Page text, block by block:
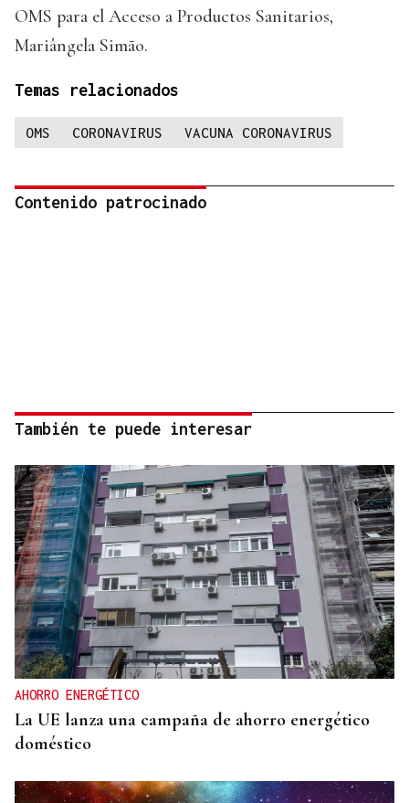
OMS para el Acceso a Productos Sanitarios,
Mariângela Simão.
Temas relacionados
OMS CORONAVIRUS VACUNA CORONAVIRUS
Contenido patrocinado
También te puede interesar
AHORRO ENERGÉTICO
La UE lanza una campaña de ahorro energético
doméstico